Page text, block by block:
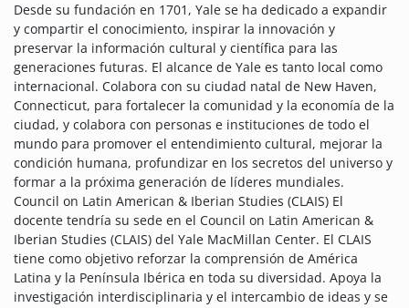
Desde su fundación en 1701, Yale se ha dedicado a expandir
y compartir el conocimiento, inspirar la innovación y
preservar la información cultural y científica para las
generaciones futuras. El alcance de Yale es tanto local como
internacional. Colabora con su ciudad natal de New Haven,
Connecticut, para fortalecer la comunidad y la economía de la
ciudad, y colabora con personas e instituciones de todo el
mundo para promover el entendimiento cultural, mejorar la
condición humana, profundizar en los secretos del universo y
formar a la próxima generación de líderes mundiales.
Council on Latin American & Iberian Studies (CLAIS) El
docente tendría su sede en el Council on Latin American &
Iberian Studies (CLAIS) del Yale MacMillan Center. El CLAIS
tiene como objetivo reforzar la comprensión de América
Latina y la Península Ibérica en toda su diversidad. Apoya la
investigación interdisciplinaria y el intercambio de ideas y se